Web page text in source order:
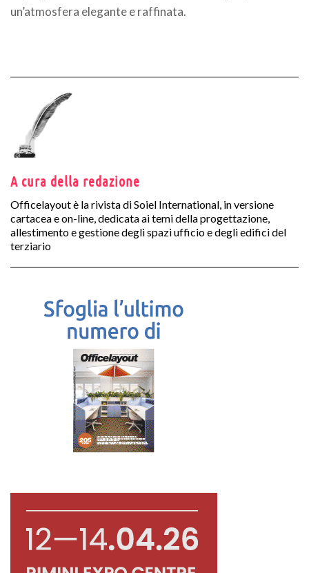
un’atmosfera elegante e raffinata.
A cura della redazione
Officelayout è la rivista di Soiel International, in versione
cartacea e on-line, dedicata ai temi della progettazione,
allestimento e gestione degli spazi ufficio e degli edifici del
terziario